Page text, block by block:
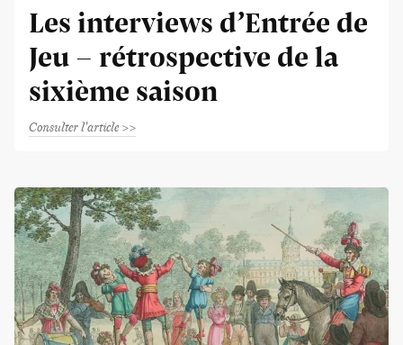
Les interviews d’Entrée de
Jeu - rétrospective de la
sixième saison
Consulter l'article